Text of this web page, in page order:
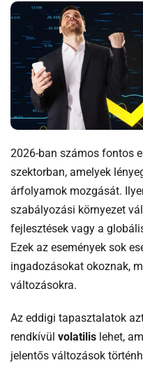
2026-ban számos fontos
szektorban, amelyek
árfolyamok mozgását.
szabályozási környezet
fejlesztések vagy a
Ezek az események sok
ingadozásokat okoznak,
változásokra.
Az eddigi tapasztalatok
rendkívül volatilis lehet,
jelentős változások